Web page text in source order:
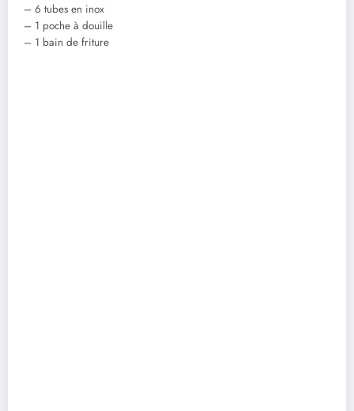
– 6 tubes en inox
– 1 poche à douille
– 1 bain de friture